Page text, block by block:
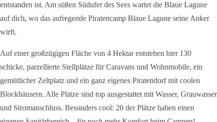
entstanden ist. Am süßen Südufer des Sees wartet die Blaue Lagune
auf dich, wo das aufregende Piratencamp Blaue Lagune seine Anker
wirft.
Auf einer großzügigen Fläche von 4 Hektar entstehen hier 130
schicke, parzellierte Stellplätze für Caravans und Wohnmobile, ein
gemütlicher Zeltplatz und ein ganz eigenes Piratendorf mit coolen
Blockhäusern. Alle Plätze sind top ausgestattet mit Wasser, Grauwasser
und Stromanschluss. Besonders cool: 20 der Plätze haben einen